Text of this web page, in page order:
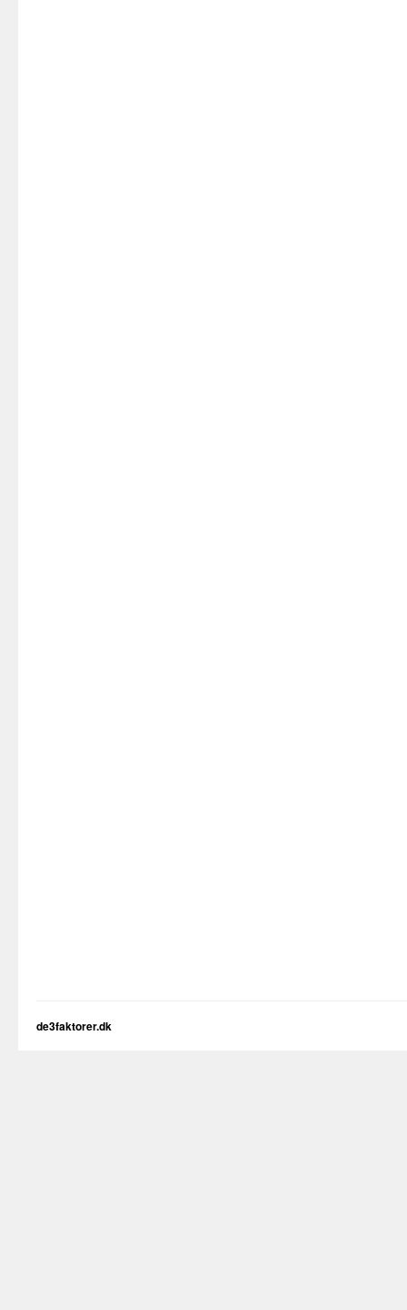
de3faktorer.dk